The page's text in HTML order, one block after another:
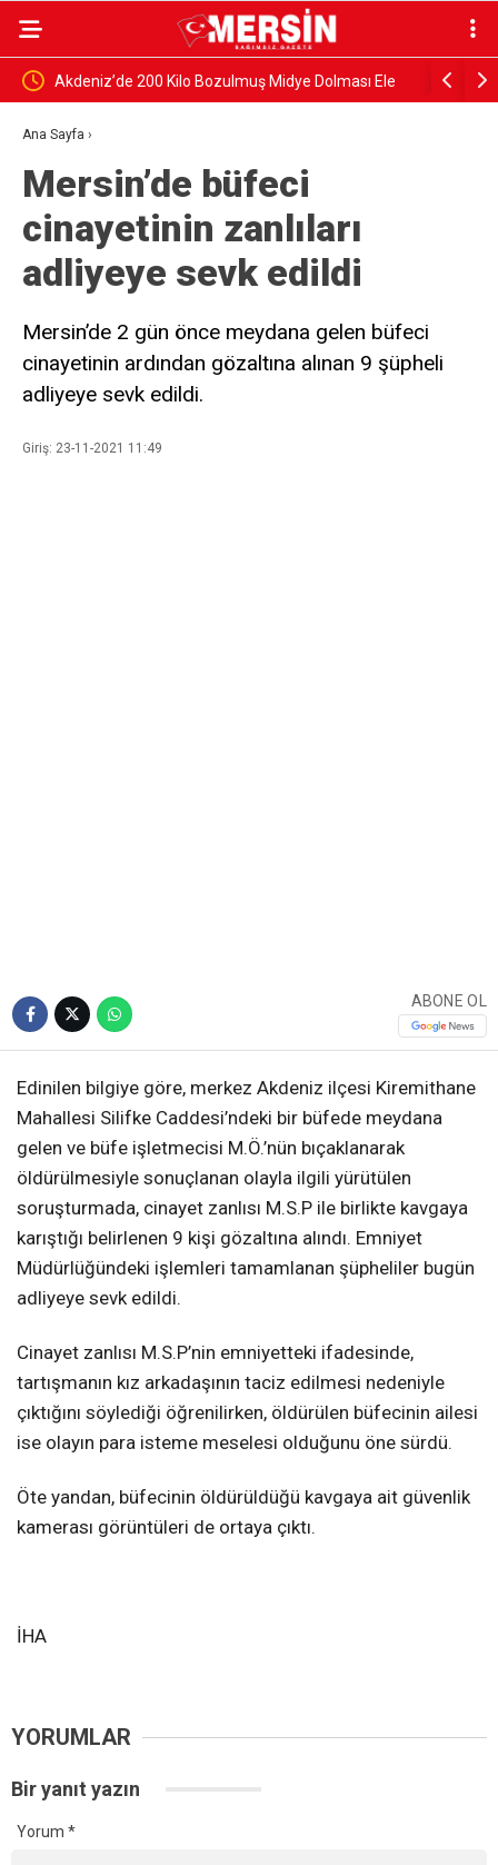
200 Kilo Bozulmuş Midye Dolması Ele Yenişehir’de atıl
Ana Sayfa ›
Mersin’de büfeci
cinayetinin zanlıları
adliyeye sevk edildi
Mersin’de 2 gün önce meydana gelen büfeci
cinayetinin ardından gözaltına alınan 9 şüpheli
adliyeye sevk edildi.
Giriş: 23-11-2021 11:49
ABONE OL
Edinilen bilgiye göre, merkez Akdeniz ilçesi Kiremithane
Mahallesi Silifke Caddesi’ndeki bir büfede meydana
gelen ve büfe işletmecisi M.Ö.’nün bıçaklanarak
öldürülmesiyle sonuçlanan olayla ilgili yürütülen
soruşturmada, cinayet zanlısı M.S.P ile birlikte kavgaya
karıştığı belirlenen 9 kişi gözaltına alındı. Emniyet
Müdürlüğündeki işlemleri tamamlanan şüpheliler bugün
adliyeye sevk edildi.
Cinayet zanlısı M.S.P’nin emniyetteki ifadesinde,
tartışmanın kız arkadaşının taciz edilmesi nedeniyle
çıktığını söylediği öğrenilirken, öldürülen büfecinin ailesi
ise olayın para isteme meselesi olduğunu öne sürdü.
Öte yandan, büfecinin öldürüldüğü kavgaya ait güvenlik
kamerası görüntüleri de ortaya çıktı.
İHA
YORUMLAR
Bir yanıt yazın
Yorum *